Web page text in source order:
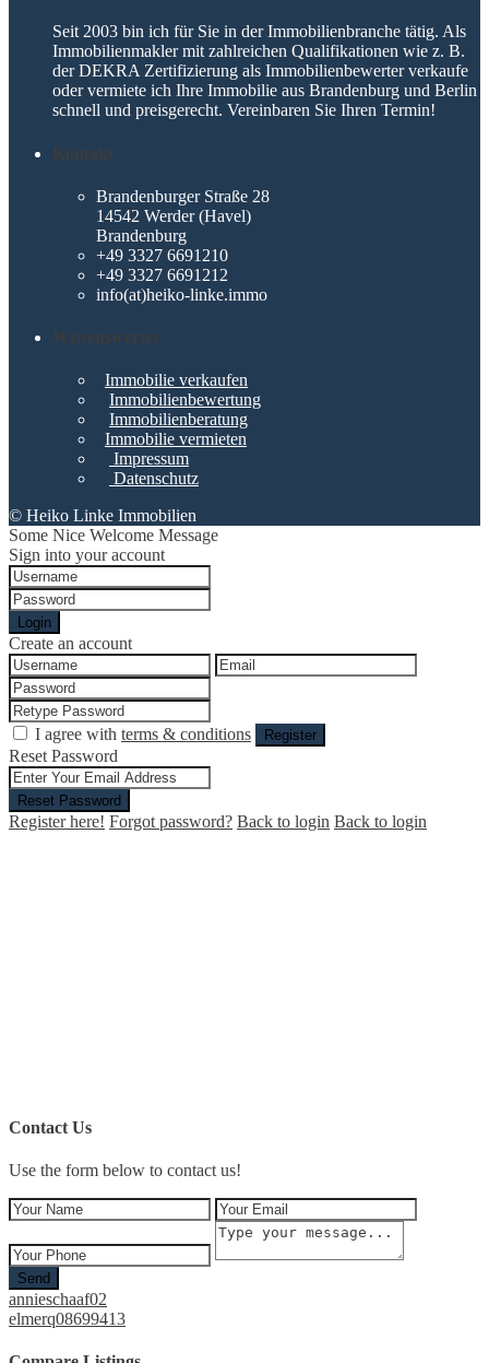
Seit 2003 bin ich für Sie in der Immobilienbranche tätig. Als
Immobilienmakler mit zahlreichen Qualifikationen wie z. B.
der DEKRA Zertifizierung als Immobilienbewerter verkaufe
oder vermiete ich Ihre Immobilie aus Brandenburg und Berlin
schnell und preisgerecht. Vereinbaren Sie Ihren Termin!
Kontakt
Brandenburger Straße 28
14542 Werder (Havel)
Brandenburg
+49 3327 6691210
+49 3327 6691212
info(at)heiko-linke.immo
Wissenswertes
Immobilie verkaufen
Immobilienbewertung
Immobilienberatung
Immobilie vermieten
Impressum
Datenschutz
© Heiko Linke Immobilien
Some Nice Welcome Message
Sign into your account
Login
Create an account
I agree with terms & conditions Register
Reset Password
Reset Password
Register here! Forgot password? Back to login Back to login
Contact Us
Use the form below to contact us!
Send
annieschaaf02
elmerq08699413